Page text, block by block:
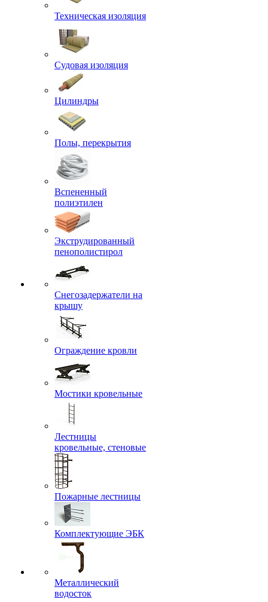
Техническая изоляция
Судовая изоляция
Цилиндры
Полы, перекрытия
Вспененный
полиэтилен
Экструдированный
пенополистирол
Снегозадержатели на
крышу
Ограждение кровли
Мостики кровельные
Лестницы
кровельные, стеновые
Пожарные лестницы
Комплектующие ЭБК
Металлический
водосток